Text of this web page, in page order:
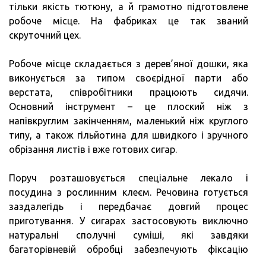
тільки якість тютюну, а й грамотно підготовлене
робоче місце. На фабриках це так званий
скруточний цех.
Робоче місце складається з дерев’яної дошки, яка
виконується за типом своєрідної парти або
верстата, співробітники працюють сидячи.
Основний інструмент – це плоский ніж з
напівкруглим закінченням, маленький ніж круглого
типу, а також гільйотина для швидкого і зручного
обрізання листів і вже готових сигар.
Поруч розташовується спеціальне лекало і
посудина з рослинним клеєм. Речовина готується
заздалегідь і передбачає довгий процес
приготування. У сигарах застосовують виключно
натуральні сполучні суміші, які завдяки
багаторівневій обробці забезпечують фіксацію